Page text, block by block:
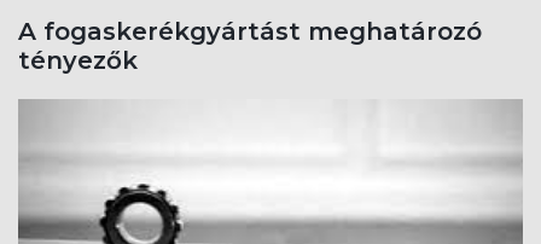
A fogaskerékgyártást meghatározó
tényezők